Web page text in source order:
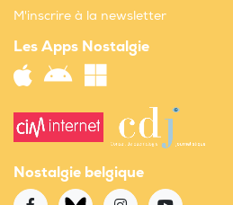
M'inscrire à la newsletter
Les Apps Nostalgie
Nostalgie belgique